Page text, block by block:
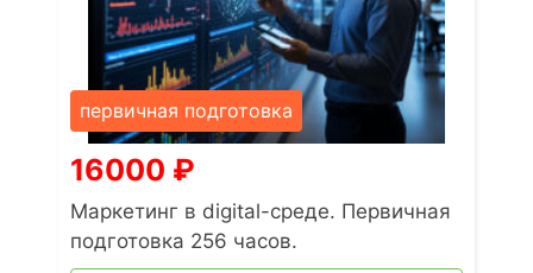
первичная подготовка
16000 ₽
Маркетинг в digital-среде. Первичная
подготовка 256 часов.